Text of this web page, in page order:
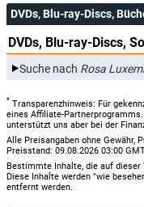
DVDs, Blu-ray-Discs,
DVDs, Blu-ray-Discs,
Suche nach Rosa
* Transparenzhinweis: Für
eines Affiliate-
unterstützt uns aber bei der
Alle Preisangaben ohne Gewähr,
Preisstand: 09.08.2026 03:00
Bestimmte Inhalte, die auf dieser
Diese Inhalte werden "wie
entfernt werden.